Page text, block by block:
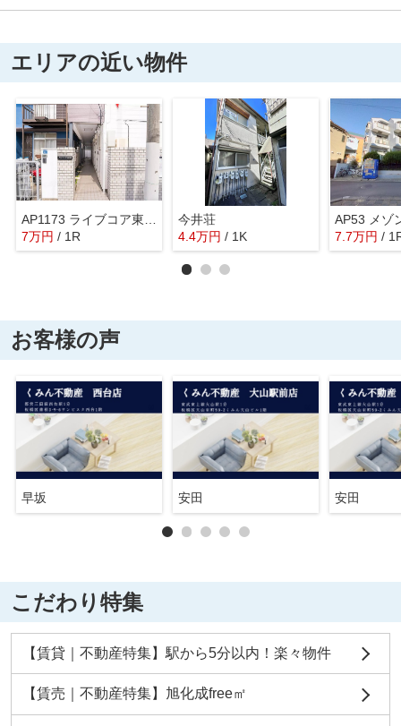
エリアの近い物件
AP1173 ライブコア東武練馬 103
7万円 / 1R
今井荘
4.4万円 / 1K 7.7万円 /
お客様の声
早坂 安田 安田
こだわり特集
【賃貸｜不動産特集】駅から5分以内！楽々物件
【賃売｜不動産特集】旭化成free㎡